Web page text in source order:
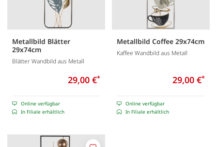
Metallbild Blätter
29x74cm
Blätter Wandbild aus Metall
29,00 €*
Online verfügbar
In Filiale erhältlich
Metallbild Coffee 29x74cm
Kaffee Wandbild aus Metall
29,00 €*
Online verfügbar
In Filiale erhältlich